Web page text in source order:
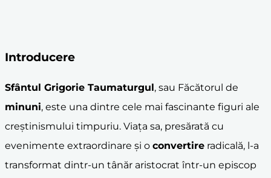
Introducere
Sfântul Grigorie Taumaturgul, sau Făcătorul de
minuni, este una dintre cele mai fascinante figuri ale
creștinismului timpuriu. Viața sa, presărată cu
evenimente extraordinare și o convertire radicală, l-a
transformat dintr-un tânăr aristocrat într-un episcop